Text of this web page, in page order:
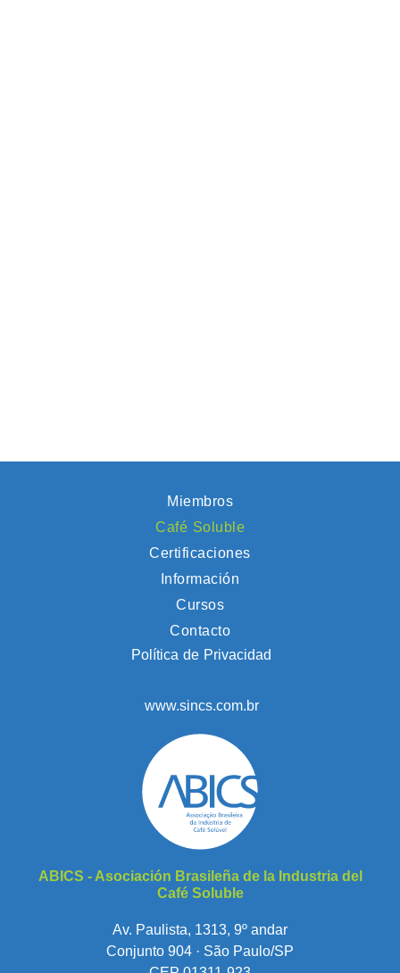
Miembros
Café Soluble
Certificaciones
Información
Cursos
Contacto
Política de Privacidad
www.sincs.com.br
ABICS - Asociación Brasileña de la Industria del
Café Soluble
Av. Paulista, 1313, 9º andar
Conjunto 904 · São Paulo/SP